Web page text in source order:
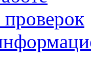
проверок